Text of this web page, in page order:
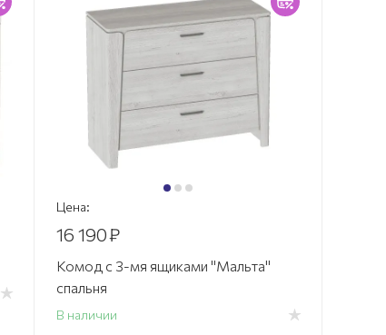
Цена:
16 190₽
Комод с 3-мя ящиками "Мальта"
спальня
В наличии